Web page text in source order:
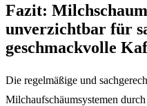
Fazit:
unverzichtbar für
geschmackvolle
Die regelmäßige und
Milchaufschäumsystemen